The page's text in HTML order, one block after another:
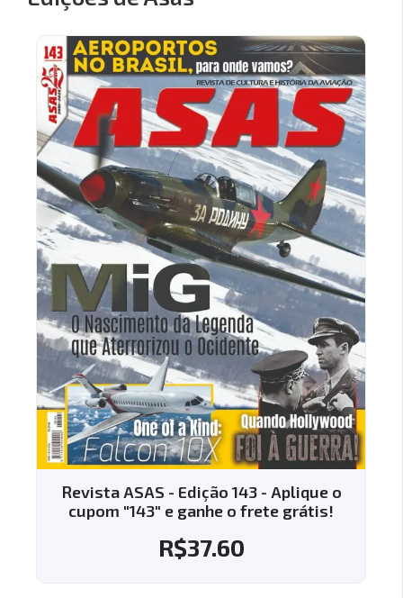
143 - Aplique o
o frete grátis!
Revista ASAS - Edição
cupom "144" e ganhe o